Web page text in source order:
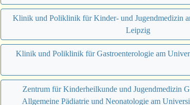
Klinik und Poliklinik für Kinder- und Jugendmedizin
Leipzig
Klinik und Poliklinik für Gastroenterologie am
Zentrum für Kinderheilkunde und Jugendmedizin
Allgemeine Pädiatrie und Neonatologie am